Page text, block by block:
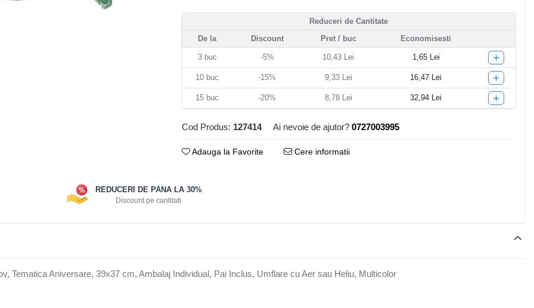
Reduceri de Cantitate
De la
Discount Pret / buc Economisesti
3buc -5% 10,43 Lei 1,65 Lei +
10 buc -15% 9,33 Lei 16,47 Lei +
15 buc -20% 8,78 Lei 32,94 Lei +
Cod Produs: 127414 Ai nevoie de ajutor? 0727003995
Adauga la Favorite Cere informatii
REDUCERI DE PANA LA 30%
Discount pe cantitati
Tematica Aniversare, 39x37 cm, Ambalaj Individual, Pai Inclus, Umflare cu Aer sau Heliu, Multicolor